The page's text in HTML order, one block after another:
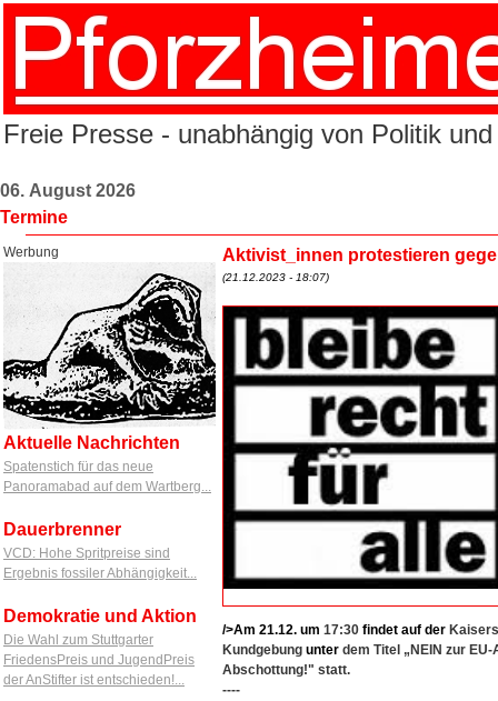
Freie Presse - unabhängig von Politik
06. August 2026
Termine
Werbung
Aktuelle Nachrichten
Spatenstich für das neue
Panoramabad auf dem Wartberg...
Dauerbrenner
VCD: Hohe Spritpreise sind
Ergebnis fossiler Abhängigkeit...
Demokratie und Aktion
Die Wahl zum Stuttgarter
FriedensPreis und JugendPreis
der AnStifter ist entschieden!...
Aktivist_innen protestieren
(21.12.2023 - 18:07)
/>Am 21.12. um 17:30 findet auf der
Kundgebung unter dem Titel „NEIN zur
Abschottung!" statt.
----